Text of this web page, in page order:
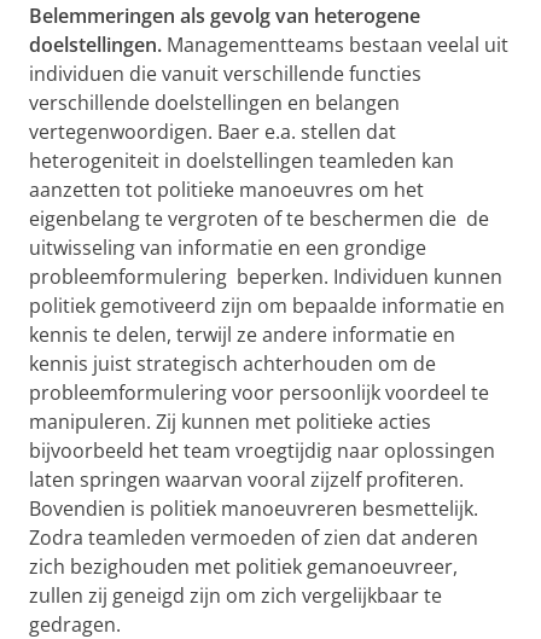
Belemmeringen als gevolg van heterogene
doelstellingen. Managementteams bestaan veelal uit
individuen die vanuit verschillende functies
verschillende doelstellingen en belangen
vertegenwoordigen. Baer e.a. stellen dat
heterogeniteit in doelstellingen teamleden kan
aanzetten tot politieke manoeuvres om het
eigenbelang te vergroten of te beschermen die de
uitwisseling van informatie en een grondige
probleemformulering beperken. Individuen kunnen
politiek gemotiveerd zijn om bepaalde informatie en
kennis te delen, terwijl ze andere informatie en
kennis juist strategisch achterhouden om de
probleemformulering voor persoonlijk voordeel te
manipuleren. Zij kunnen met politieke acties
bijvoorbeeld het team vroegtijdig naar oplossingen
laten springen waarvan vooral zijzelf profiteren.
Bovendien is politiek manoeuvreren besmettelijk.
Zodra teamleden vermoeden of zien dat anderen
zich bezighouden met politiek gemanoeuvreer,
zullen zij geneigd zijn om zich vergelijkbaar te
gedragen.